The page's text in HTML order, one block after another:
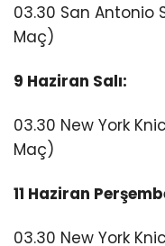
03.30 San Antonio
Maç)
9 Haziran Salı:
03.30 New York
Maç)
11 Haziran
03.30 New York